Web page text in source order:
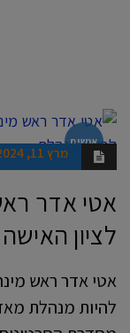
אנשים
מרץ 11, 2024
אטי אדר
לציון
אטי אדר ראש
להיות מנהלת